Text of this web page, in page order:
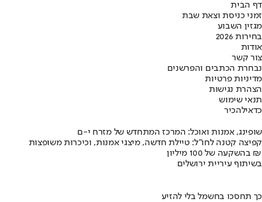
דף הבית
זמני כניסת וצאת שבת
מגזין השבוע
בחירות 2026
אודות
צור קשר
נבחרת הכתבים והפרשנים
מדיניות פרטיות
הצהרת נגישות
תנאי שימוש
כדאילהכיר
שופינג, אמנות ואוכל: המרכז המתחדש של מזרח י-ם
קפיצה קטנה לחו"ל: טיילת חדשה, מיצגי אמנות, וכיכרות משופצות
בהשקעה של 100 מיליון ₪
בשיתוף עיריית ירושלים
כך תחסכו בחשמל בלי להזיע